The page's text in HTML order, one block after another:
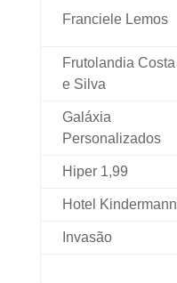
Franciele Lemos
Frutolandia Costa
e Silva
Galáxia
Personalizados
Hiper 1,99
Hotel Kindermann
Invasão